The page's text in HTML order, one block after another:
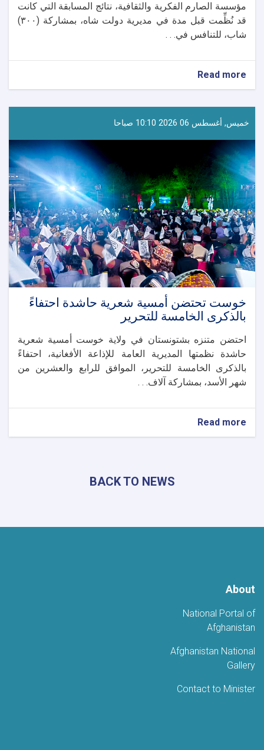
مؤسسة الصارم الفكرية والثقافية، نتائج المسابقة التي كانت
قد نُظِّمت قبل مدة في مديرية دولت شاه، بمشاركة (٣٠٠)
شاب، للتنافس في. . .
Read more
إعلان
المسابقة
الخاصة
وتكريم
الفائزين
في
لغمان
خميس, أغسطس 06 2026 10:10 صباحا
خوست تحتضن أمسية شعرية حاشدة احتفاءً
بالذكرى الخامسة للتحرير
احتضن متنزه بشتونستان في ولاية خوست أمسية شعرية
حاشدة نظمتها المديرية العامة للإذاعة الأفغانية، احتفاءً
بالذكرى الخامسة للتحرير، الموافق للرابع والعشرين من
شهر الأسد، بمشاركة آلاف. . .
Read more
خوست
حاشدة
للتحرير
BACK TO NEWS
About
National Portal of
Afghanistan
Afghanistan National
Gallery
Contact to Minister